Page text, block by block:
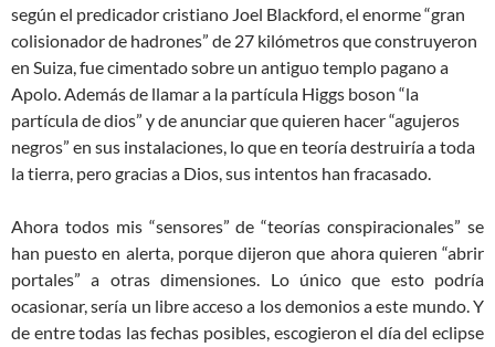
según el predicador cristiano Joel Blackford, el enorme “gran
colisionador de hadrones” de 27 kilómetros que construyeron
en Suiza, fue cimentado sobre un antiguo templo pagano a
Apolo. Además de llamar a la partícula Higgs boson “la
partícula de dios” y de anunciar que quieren hacer “agujeros
negros” en sus instalaciones, lo que en teoría destruiría a toda
la tierra, pero gracias a Dios, sus intentos han fracasado.
Ahora todos mis “sensores” de “teorías conspiracionales” se
han puesto en alerta, porque dijeron que ahora quieren “abrir
portales” a otras dimensiones. Lo único que esto podría
ocasionar, sería un libre acceso a los demonios a este mundo. Y
de entre todas las fechas posibles, escogieron el día del eclipse